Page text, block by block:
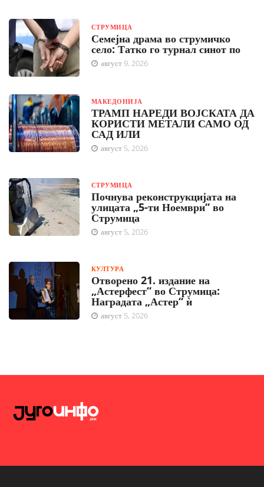
СТРУМИЦА
Семејна драма во струмичко
село: Татко го турнал синот по
август 9, 2026
МАКЕДОНИЈА
ТРАМП НАРЕДИ ВОЈСКАТА ДА
КОРИСТИ МЕТАЛИ САМО ОД
САД ИЛИ
август 5, 2026
СТРУМИЦА
Почнува реконструкцијата на
улицата „5-ти Ноември“ во
Струмица
август 5, 2026
КУЛТУРА
Отворено 21. издание на
„Астерфест“ во Струмица:
Наградата „Астер“ ѝ
август 5, 2026